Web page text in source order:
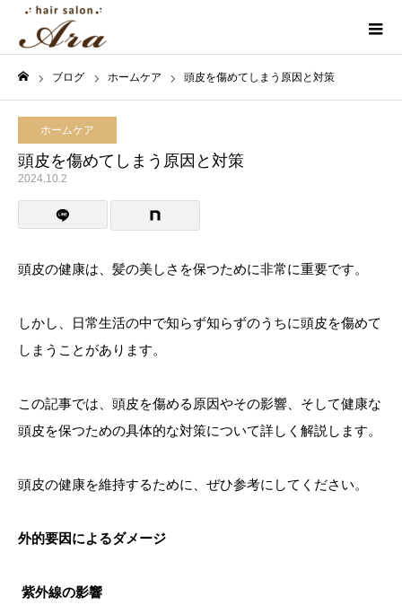
ブログ ホームケア 頭皮を傷めてしまう原因と対策
ホームケア
頭皮を傷めてしまう原因と対策
2024.10.2
頭皮の健康は、髪の美しさを保つために非常に重要です。
しかし、日常生活の中で知らず知らずのうちに頭皮を傷めて
しまうことがあります。
この記事では、頭皮を傷める原因やその影響、そして健康な
頭皮を保つための具体的な対策について詳しく解説します。
頭皮の健康を維持するために、ぜひ参考にしてください。
外的要因によるダメージ
紫外線の影響